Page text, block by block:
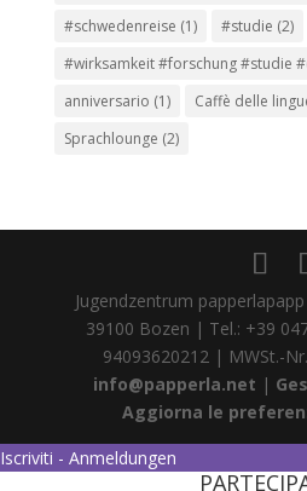
#schwedenreise (1) #studie (2)
#wirksamkeit #forschung #studie
anniversario (1) Caffè delle
Sprachlounge (2)
Jugendzentrum
39100 Bozen | Tel.: +39
94093620212 | MWSt.-
info@papperla.net |
Aggiorna le
Iscriviti - Anmeldungen